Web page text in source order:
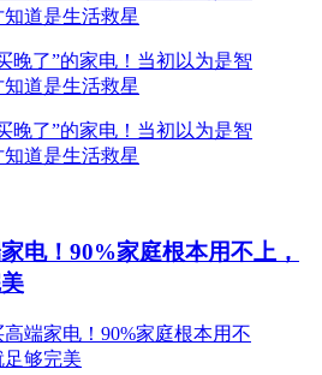
电！90%家庭根本用不上，